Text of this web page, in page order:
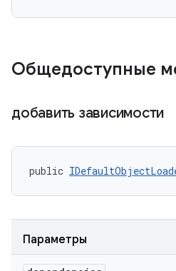
Общедоступные
добавить зависимости
public
Параметры